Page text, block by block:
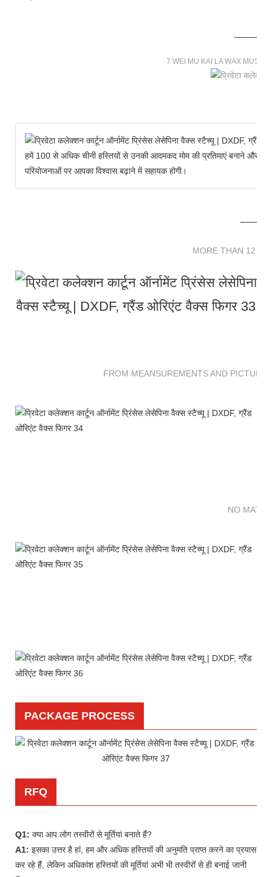
7 WEI MU KAI LA WAX
हमें 100 से अधिक चीनी हस्तियों से उनकी आदमकद मोम की प्रतिमाएं बनाने और
परियोजनाओं पर आपका विश्वास बढ़ाने में सहायक होगी।
MORE THAN 12
FROM MEANSUREMENTS AND
NO
PACKAGE PROCESS
RFQ
Q1: क्या आप लोग तस्वीरों से मूर्तियां बनाते हैं?
A1: इसका उत्तर है हां, हम और अधिक हस्तियों की अनुमति प्राप्त करने का प्रयास
कर रहे हैं, लेकिन अधिकांश हस्तियों की मूर्तियां अभी भी तस्वीरों से ही बनाई जानी